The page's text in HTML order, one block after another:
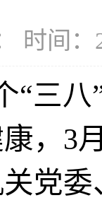
时间：
“三
，3
党